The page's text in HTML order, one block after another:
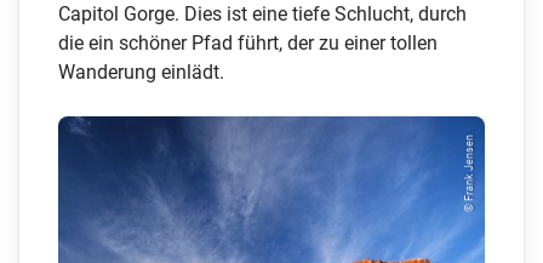
Capitol Gorge. Dies ist eine tiefe Schlucht, durch
die ein schöner Pfad führt, der zu einer tollen
Wanderung einlädt.
© Frank Jensen